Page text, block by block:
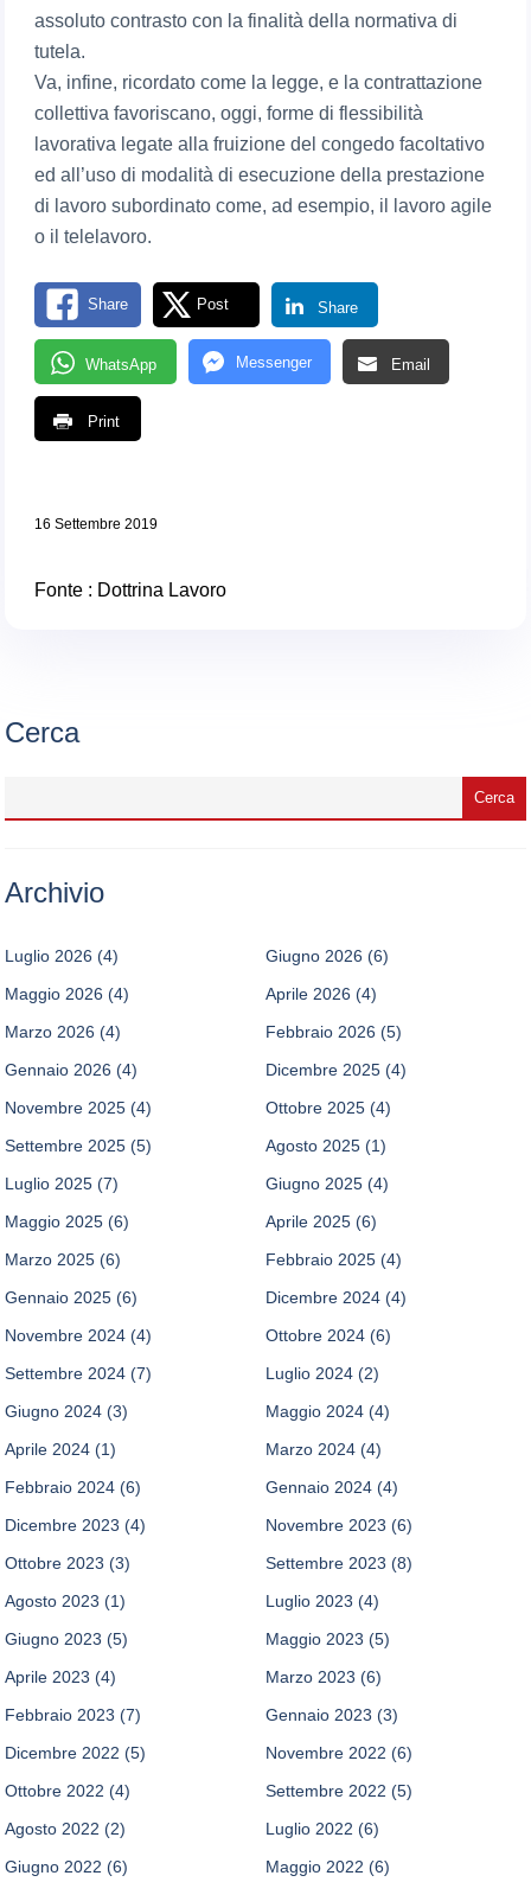
assoluto contrasto con la finalità della normativa di
tutela.
Va, infine, ricordato come la legge, e la contrattazione
collettiva favoriscano, oggi, forme di flessibilità
lavorativa legate alla fruizione del congedo facoltativo
ed all’uso di modalità di esecuzione della prestazione
di lavoro subordinato come, ad esempio, il lavoro agile
o il telelavoro.
Share Post Share
WhatsApp Messenger Email
Print
16 Settembre 2019
Fonte : Dottrina Lavoro
Cerca
Archivio
Luglio 2026 (4) Giugno 2026 (6)
Maggio 2026 (4) Aprile 2026 (4)
Marzo 2026 (4) Febbraio 2026 (5)
Gennaio 2026 (4) Dicembre 2025 (4)
Novembre 2025 (4) Ottobre 2025 (4)
Settembre 2025 (5) Agosto 2025 (1)
Luglio 2025 (7) Giugno 2025 (4)
Maggio 2025 (6) Aprile 2025 (6)
Marzo 2025 (6) Febbraio 2025 (4)
Gennaio 2025 (6) Dicembre 2024 (4)
Novembre 2024 (4) Ottobre 2024 (6)
Settembre 2024 (7) Luglio 2024 (2)
Giugno 2024 (3) Maggio 2024 (4)
Aprile 2024 (1) Marzo 2024 (4)
Febbraio 2024 (6) Gennaio 2024 (4)
Dicembre 2023 (4) Novembre 2023 (6)
Ottobre 2023 (3) Settembre 2023 (8)
Agosto 2023 (1) Luglio 2023 (4)
Giugno 2023 (5) Maggio 2023 (5)
Aprile 2023 (4) Marzo 2023 (6)
Febbraio 2023 (7) Gennaio 2023 (3)
Dicembre 2022 (5) Novembre 2022 (6)
Ottobre 2022 (4) Settembre 2022 (5)
Agosto 2022 (2) Luglio 2022 (6)
Giugno 2022 (6) Maggio 2022 (6)